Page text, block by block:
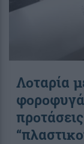
Λοταρία